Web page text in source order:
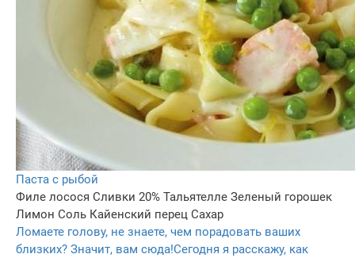
Паста с рыбой
Филе лосося Сливки 20% Тальятелле Зеленый горошек
Лимон Соль Кайенский перец Сахар
Ломаете голову, не знаете, чем порадовать ваших
близких? Значит, вам сюда!Сегодня я расскажу, как